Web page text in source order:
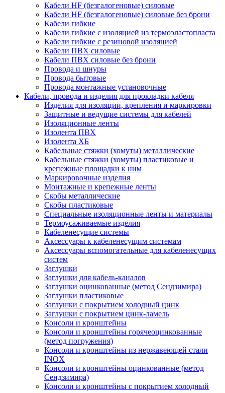
Кабели HF (безгалогеновые) силовые
Кабели HF (безгалогеновые) силовые без брони
Кабели гибкие
Кабели гибкие с изоляцией из термоэластопласта
Кабели гибкие с резиновой изоляцией
Кабели ПВХ силовые
Кабели ПВХ силовые без брони
Провода и шнуры
Провода бытовые
Провода монтажные установочные
Кабели, провода и изделия для прокладки кабеля
Изделия для изоляции, крепления и маркировки
Защитные и ведущие системы для кабелей
Изоляционные ленты
Изолента ПВХ
Изолента ХБ
Кабельные стяжки (хомуты) металлические
Кабельные стяжки (хомуты) пластиковые и
крепежные площадки к ним
Маркировочные изделия
Монтажные и крепежные ленты
Скобы металлические
Скобы пластиковые
Специальные изоляционные ленты и материалы
Термоусаживаемые изделия
Кабеленесущие системы
Аксессуары к кабеленесущим системам
Аксессуары вспомогательные для кабеленесущих
систем
Заглушки
Заглушки для кабель-каналов
Заглушки оцинкованные (метод Сендзимира)
Заглушки пластиковые
Заглушки с покрытием холодный цинк
Заглушки с покрытием цинк-ламель
Консоли и кронштейны
Консоли и кронштейны горячеоцинкованные
(метод погружения)
Консоли и кронштейны из нержавеющей стали
INOX
Консоли и кронштейны оцинкованные (метод
Сендзимира)
Консоли и кронштейны с покрытием холодный